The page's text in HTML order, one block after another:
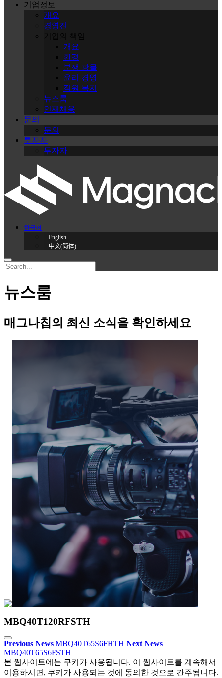
기업정보
개요
경영진
기업의 책임
개요
환경
분쟁 광물
윤리 경영
직원 복지
뉴스룸
인재채용
문의
문의
투자자
투자자
한국어
English
中文(简体)
뉴스룸
매그나칩의 최신 소식을 확인하세요
MBQ40T120RFSTH
Previous News MBQ40T65S6FHTH Next News
MBQ40T65S6FSTH
본 웹사이트에는 쿠키가 사용됩니다. 이 웹사이트를 계속해서
이용하시면, 쿠키가 사용되는 것에 동의한 것으로 간주됩니다.